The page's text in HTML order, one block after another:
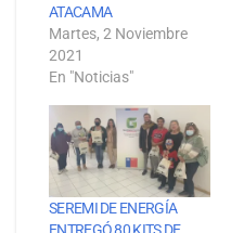
ATACAMA
Martes, 2 Noviembre
2021
En "Noticias"
SEREMI DE ENERGÍA